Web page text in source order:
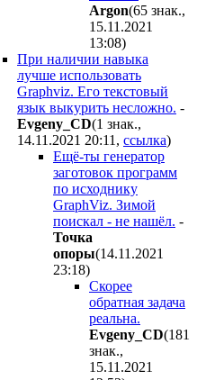
Argon(65 знак.,
15.11.2021
13:08)
При наличии навыка
лучше использовать
Graphviz. Его текстовый
язык выкурить несложно. -
Evgeny_CD(1 знак.,
14.11.2021 20:11 , ссылка)
Ещё-ты генератор
заготовок программ
по исходнику
GraphViz. Зимой
поискал - не нашёл. -
Toчкa
oпopы(14.11.2021
23:18)
Скорее
обратная задача
реальна.
Evgeny_CD(181
знак.,
15.11.2021